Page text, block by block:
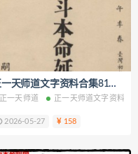
郑民生民间盲派八字笔记合集电子书
正一天师道文字资料合集81份电子书pdf百度网盘下载学习
正一天师道 正一天师道文字资料
2026-05-27 158